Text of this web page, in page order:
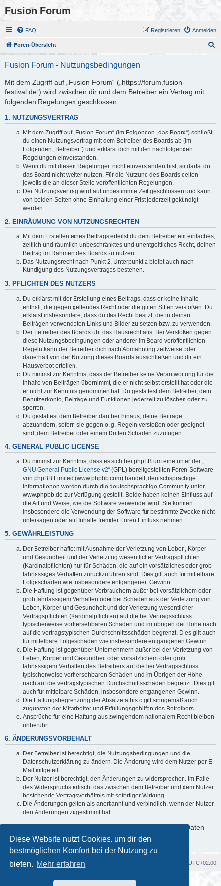
Diese Website nutzt Cookies, um dir den
bestmöglichen Komfort bei der Nutzung zu
bieten. Mehr erfahren
Fusion Forum
FAQ Anmelden
Registrieren
Foren-Übersicht
Fusion Forum - Nutzungsbedingungen
Mit dem Zugriff auf „Fusion Forum“ („https://forum.fusion-
festival.de“) wird zwischen dir und dem Betreiber ein Vertrag mit
folgenden Regelungen geschlossen:
1. NUTZUNGSVERTRAG
Mit dem Zugriff auf „Fusion Forum“ (im Folgenden „das Board“) schließt
du einen Nutzungsvertrag mit dem Betreiber des Boards ab (im
Folgenden „Betreiber“) und erklärst dich mit den nachfolgenden
Regelungen einverstanden.
Wenn du mit diesen Regelungen nicht einverstanden bist, so darfst du
das Board nicht weiter nutzen. Für die Nutzung des Boards gelten
jeweils die an dieser Stelle veröffentlichten Regelungen.
Der Nutzungsvertrag wird auf unbestimmte Zeit geschlossen und kann
von beiden Seiten ohne Einhaltung einer Frist jederzeit gekündigt
werden.
2. EINRÄUMUNG VON NUTZUNGSRECHTEN
Mit dem Erstellen eines Beitrags erteilst du dem Betreiber ein einfaches,
zeitlich und räumlich unbeschränktes und unentgeltliches Recht, deinen
Beitrag im Rahmen des Boards zu nutzen.
Das Nutzungsrecht nach Punkt 2, Unterpunkt a bleibt auch nach
Kündigung des Nutzungsvertrages bestehen.
3. PFLICHTEN DES NUTZERS
Du erklärst mit der Erstellung eines Beitrags, dass er keine Inhalte
enthält, die gegen geltendes Recht oder die guten Sitten verstoßen. Du
erklärst insbesondere, dass du das Recht besitzt, die in deinen
Beiträgen verwendeten Links und Bilder zu setzen bzw. zu verwenden.
Der Betreiber des Boards übt das Hausrecht aus. Bei Verstößen gegen
diese Nutzungsbedingungen oder anderer im Board veröffentlichten
Regeln kann der Betreiber dich nach Abmahnung zeitweise oder
dauerhaft von der Nutzung dieses Boards ausschließen und dir ein
Hausverbot erteilen.
Du nimmst zur Kenntnis, dass der Betreiber keine Verantwortung für die
Inhalte von Beiträgen übernimmt, die er nicht selbst erstellt hat oder die
er nicht zur Kenntnis genommen hat. Du gestattest dem Betreiber, dein
Benutzerkonto, Beiträge und Funktionen jederzeit zu löschen oder zu
sperren.
Du gestattest dem Betreiber darüber hinaus, deine Beiträge
abzuändern, sofern sie gegen o. g. Regeln verstoßen oder geeignet
sind, dem Betreiber oder einem Dritten Schaden zuzufügen.
4. GENERAL PUBLIC LICENSE
Du nimmst zur Kenntnis, dass es sich bei phpBB um eine unter der „
GNU General Public License v2“ (GPL) bereitgestellten Foren-Software
von phpBB Limited (www.phpbb.com) handelt; deutschsprachige
Informationen werden durch die deutschsprachige Community unter
www.phpbb.de zur Verfügung gestellt. Beide haben keinen Einfluss auf
die Art und Weise, wie die Software verwendet wird. Sie können
insbesondere die Verwendung der Software für bestimmte Zwecke nicht
untersagen oder auf Inhalte fremder Foren Einfluss nehmen.
5. GEWÄHRLEISTUNG
Der Betreiber haftet mit Ausnahme der Verletzung von Leben, Körper
und Gesundheit und der Verletzung wesentlicher Vertragspflichten
(Kardinalpflichten) nur für Schäden, die auf ein vorsätzliches oder grob
fahrlässiges Verhalten zurückzuführen sind. Dies gilt auch für mittelbare
Folgeschäden wie insbesondere entgangenen Gewinn.
Die Haftung ist gegenüber Verbrauchern außer bei vorsätzlichem oder
grob fahrlässigem Verhalten oder bei Schäden aus der Verletzung von
Leben, Körper und Gesundheit und der Verletzung wesentlicher
Vertragspflichten (Kardinalpflichten) auf die bei Vertragsschluss
typischerweise vorhersehbaren Schäden und im übrigen der Höhe nach
auf die vertragstypischen Durchschnittsschäden begrenzt. Dies gilt auch
für mittelbare Folgeschäden wie insbesondere entgangenen Gewinn.
Die Haftung ist gegenüber Unternehmern außer bei der Verletzung von
Leben, Körper und Gesundheit oder vorsätzlichem oder grob
fahrlässigem Verhalten des Betreibers auf die bei Vertragsschluss
typischerweise vorhersehbaren Schäden und im Übrigen der Höhe
nach auf die vertragstypischen Durchschnittsschäden begrenzt. Dies gilt
auch für mittelbare Schäden, insbesondere entgangenen Gewinn.
Die Haftungsbegrenzung der Absätze a bis c gilt sinngemäß auch
zugunsten der Mitarbeiter und Erfüllungsgehilfen des Betreibers.
Ansprüche für eine Haftung aus zwingendem nationalem Recht bleiben
unberührt.
6. ÄNDERUNGSVORBEHALT
Der Betreiber ist berechtigt, die Nutzungsbedingungen und die
Datenschutzerklärung zu ändern. Die Änderung wird dem Nutzer per E-
Mail mitgeteilt.
Der Nutzer ist berechtigt, den Änderungen zu widersprechen. Im Falle
des Widerspruchs erlischt das zwischen dem Betreiber und dem Nutzer
bestehende Vertragsverhältnis mit sofortiger Wirkung.
Die Änderungen gelten als anerkannt und verbindlich, wenn der Nutzer
den Änderungen zugestimmt hat.
Informationen über den Umgang mit deinen persönlichen Daten
sind in der Datenschutzerklärung enthalten.
Foren-Übersicht UTC+02:00
Powered byphpBB® Forum Software © phpBB Limited